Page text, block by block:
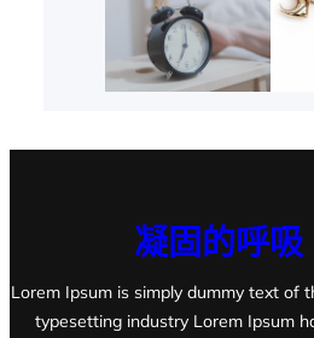
凝固的呼吸
Lorem Ipsum is simply dummy text of
typesetting industry Lorem Ipsum